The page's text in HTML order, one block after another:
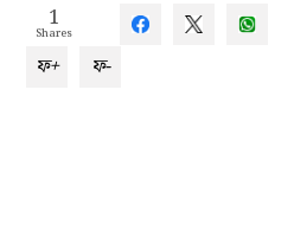
1
Shares
ফ+ ফ-